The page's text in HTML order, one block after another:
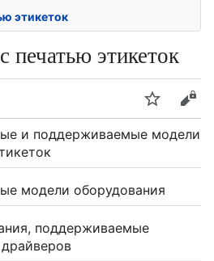
этикеток
печатью этикеток
Следить
и поддерживаемые модели
модели оборудования
поддерживаемые